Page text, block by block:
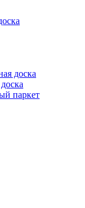
доска
паркет